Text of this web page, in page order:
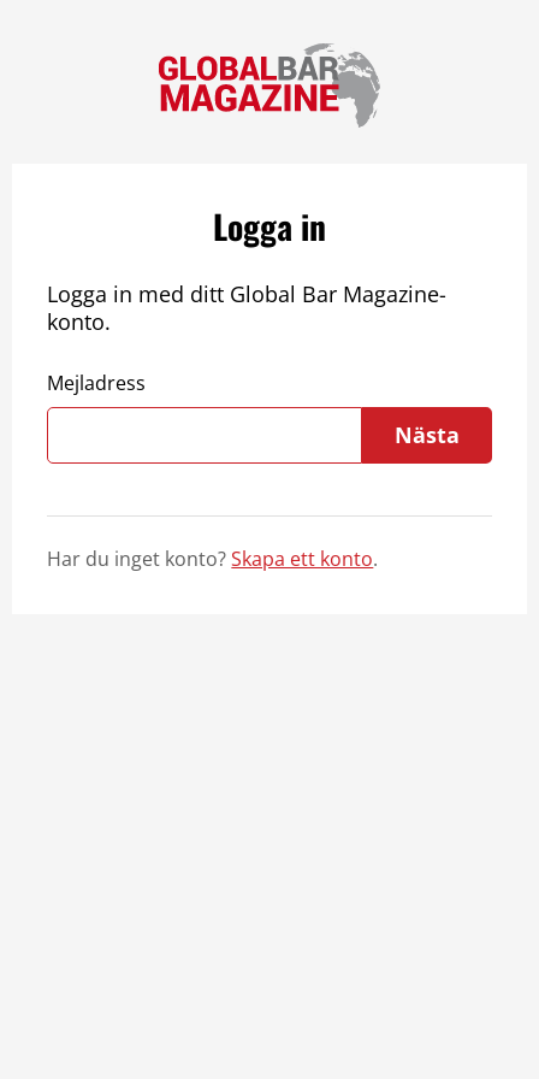
Logga in
Logga in med ditt Global Bar Magazine-
konto.
Mejladress
Nästa
Har du inget konto?Skapa ett konto.